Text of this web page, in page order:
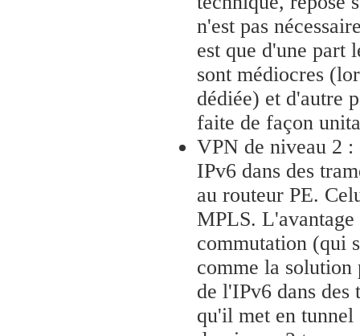
n'est pas
est que d'une part
sont médiocres
dédiée) et d'autre
faite de façon
VPN de niveau 2 :
IPv6 dans des
au routeur PE.
MPLS. L'avantage
commutation (qui
comme la solution
de l'IPv6 dans des
qu'il met en